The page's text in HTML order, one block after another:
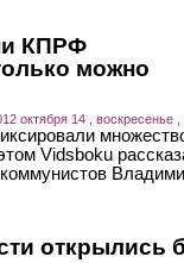
КПРФ
можно
октября 14 , воскресенье ,
Vidsboku
открылись